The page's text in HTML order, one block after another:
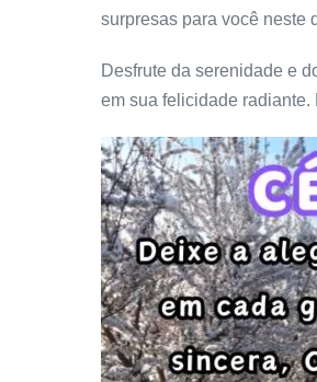
surpresas para você neste
Desfrute da serenidade e
em sua felicidade radiante.